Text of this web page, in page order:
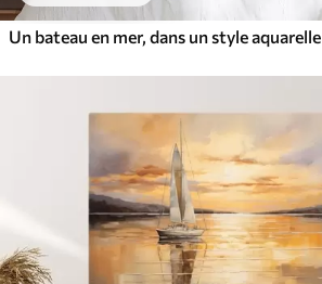
Un bateau en mer, dans un style aquarelle